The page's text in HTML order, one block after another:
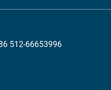
512-66653996